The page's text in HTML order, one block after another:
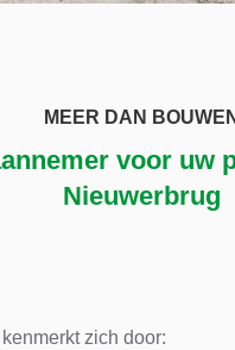
MEER DAN BOUWEN
voor uw
Nieuwerbrug
zich door: